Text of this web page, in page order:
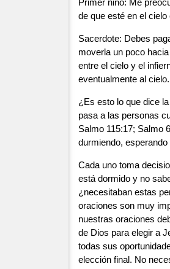
de que esté en el
Sacerdote: Debes
moverla un poco
entre el cielo y el
eventualmente al cielo.
¿Es esto lo que dice
pasa a las personas
Salmo 115:17; Salmo
durmiendo,
Cada uno toma
está dormido y no
¿necesitaban estas
oraciones son muy
nuestras oraciones
de Dios para elegir a
todas sus
elección final. No